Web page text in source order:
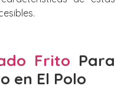
Frito Para
en El Polo